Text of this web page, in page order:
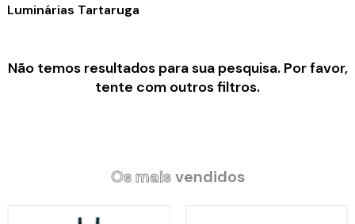
Luminárias Tartaruga
Não temos resultados para sua pesquisa. Por favor,
tente com outros filtros.
Os maisvendidos